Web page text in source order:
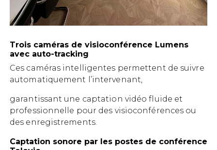
Trois caméras de visioconférence Lumens
avec auto-tracking
Ces caméras intelligentes permettent de suivre
automatiquement l’intervenant,
garantissant une captation vidéo fluide et
professionnelle pour des visioconférences ou
des enregistrements.
Captation sonore par les postes de conférence